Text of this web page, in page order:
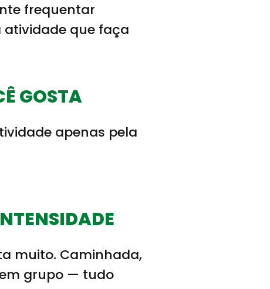
frequentar
atividade que faça
GOSTA
apenas pela
muito. Caminhada,
grupo — tudo